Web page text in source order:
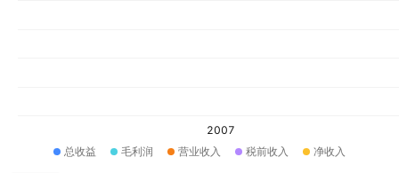
2007
总收益
毛利润 营业收入 税前收入 净收入